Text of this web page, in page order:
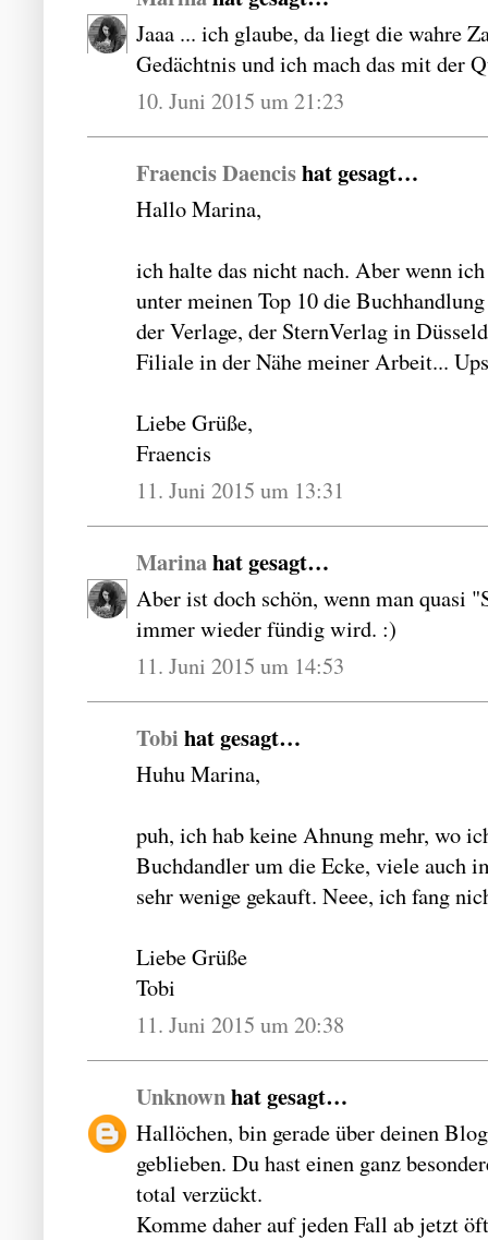
Jaaa ... ich glaube, da liegt die wahre
Gedächtnis und ich mach das mit der
10. Juni 2015 um 21:23
Fraencis Daencishat gesagt…
Hallo Marina,
ich halte das nicht nach. Aber wenn
unter meinen Top 10 die
der Verlage, der SternVerlag in
Filiale in der Nähe meiner Arbeit...
Liebe Grüße,
Fraencis
11. Juni 2015 um 13:31
Marinahat gesagt…
Aber ist doch schön, wenn man quasi
immer wieder fündig wird. :)
11. Juni 2015 um 14:53
Tobi hat gesagt…
Huhu Marina,
puh, ich hab keine Ahnung mehr, wo
Buchdandler um die Ecke, viele auch
sehr wenige gekauft. Neee, ich fang
Liebe Grüße
Tobi
11. Juni 2015 um 20:38
Unknownhat gesagt…
Hallöchen, bin gerade über deinen
geblieben. Du hast einen ganz
total verzückt.
Komme daher auf jeden Fall ab jetzt